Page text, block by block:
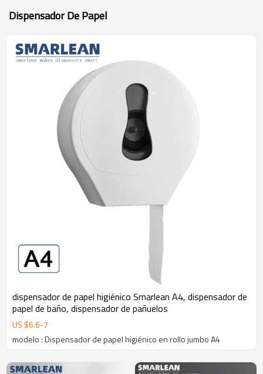
Dispensador De Papel
dispensador de papel higiénico Smarlean A4, dispensador de
papel de baño, dispensador de pañuelos
US $6.6-7
modelo : Dispensador de papel higiénico en rollo jumbo A4